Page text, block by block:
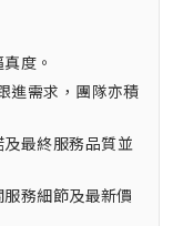
度。
進需求，團隊亦積
最終服務品質並
務細節及最新價